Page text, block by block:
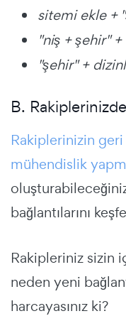
sitemi ekle +
"niş + şehir"
"şehir" +
B.
Rakiplerinizin geri
mühendislik
bağlantılarını
Rakipleriniz sizin
neden yeni
harcayasınız ki?